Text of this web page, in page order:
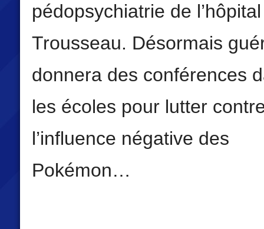
pédopsychiatrie de l’hôpital
Trousseau. Désormais
donnera des conférences
les écoles pour lutter
l’influence négative des
Pokémon…